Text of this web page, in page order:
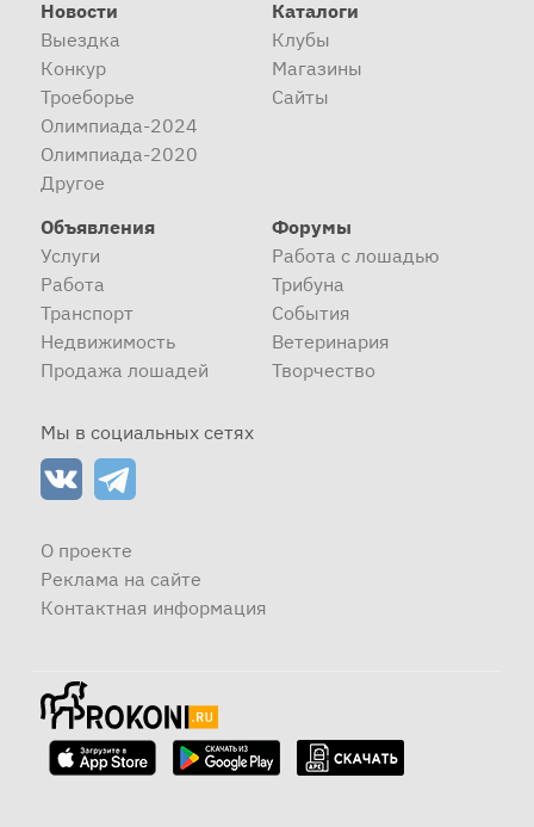
Новости
Выездка
Конкур
Троеборье
Олимпиада-2024
Олимпиада-2020
Другое
Каталоги
Клубы
Магазины
Сайты
Объявления
Услуги
Работа
Транспорт
Недвижимость
Продажа лошадей
Форумы
Работа с лошадью
Трибуна
События
Ветеринария
Творчество
Мы в социальных сетях
О проекте
Реклама на сайте
Контактная информация